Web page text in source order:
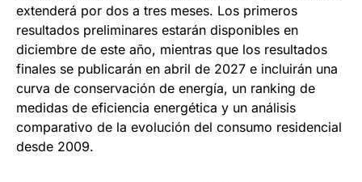
extenderá por dos a tres meses. Los primeros
resultados preliminares estarán disponibles en
diciembre de este año, mientras que los resultados
finales se publicarán en abril de 2027 e incluirán una
curva de conservación de energía, un ranking de
medidas de eficiencia energética y un análisis
comparativo de la evolución del consumo residencial
desde 2009.